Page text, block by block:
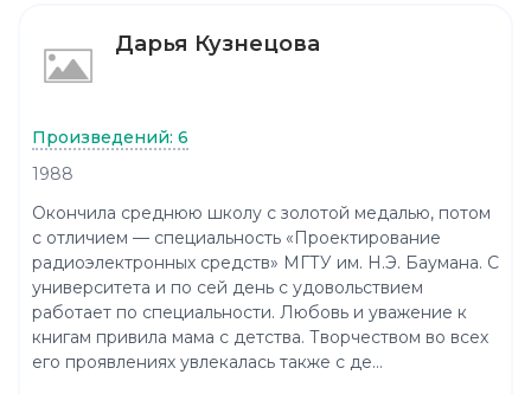
Дарья Кузнецова
Произведений: 6
1988
Окончила среднюю школу с золотой медалью, потом
с отличием — специальность «Проектирование
радиоэлектронных средств» МГТУ им. Н.Э. Баумана. С
университета и по сей день с удовольствием
работает по специальности. Любовь и уважение к
книгам привила мама с детства. Творчеством во всех
его проявлениях увлекалась также с де...